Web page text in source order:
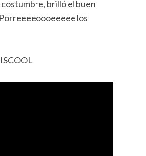
brilló el buen
los